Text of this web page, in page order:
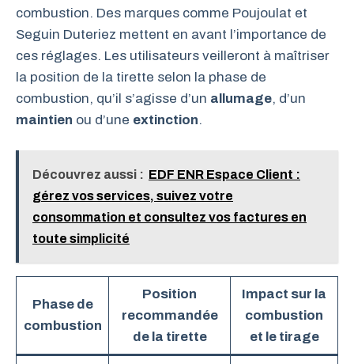
combustion. Des marques comme Poujoulat et
Seguin Duteriez mettent en avant l’importance de
ces réglages. Les utilisateurs veilleront à maîtriser
la position de la tirette selon la phase de
combustion, qu’il s’agisse d’un allumage, d’un
maintien ou d’une extinction.
Découvrez aussi : EDF ENR Espace Client :
gérez vos services, suivez votre
consommation et consultez vos factures en
toute simplicité
Phase de
combustion
Position
recommandée
de la tirette
Impact sur la
combustion
et le tirage